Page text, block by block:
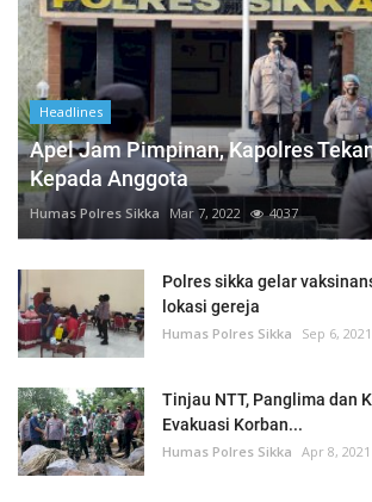
Headlines
Apel Jam Pimpinan, Kapolres
Kepada Anggota
Humas Polres Sikka Mar 7, 2022 4037
Polres sikka gelar
lokasi gereja
Humas Polres Sikka Sep 6, 2021
Tinjau NTT, Panglima dan
Evakuasi Korban...
Humas Polres Sikka Apr 8, 2021